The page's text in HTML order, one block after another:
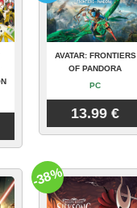
AVATAR: FRONTIERS
OF PANDORA
PC
13.99 €
-38%